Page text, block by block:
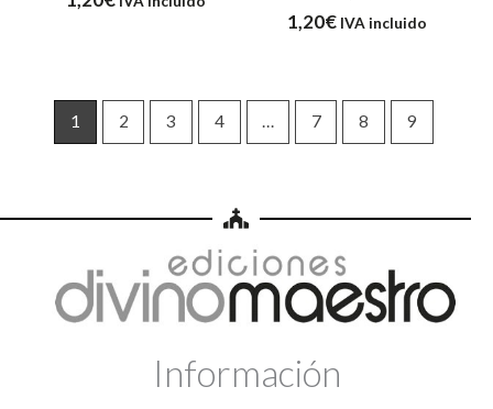
1,20€ IVA incluido
1 2 3 4 … 7 8 9
Información